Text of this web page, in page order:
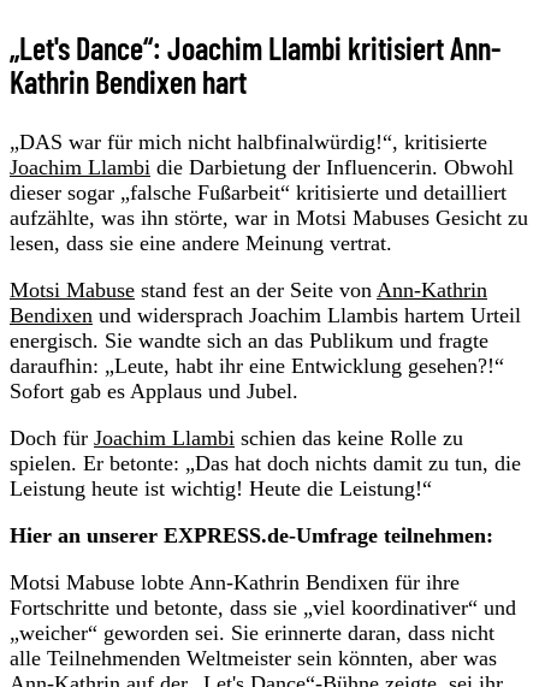
„Let's Dance“: Joachim Llambi kritisiert Ann-
Kathrin Bendixen hart
„DAS war für mich nicht halbfinalwürdig!“, kritisierte
Joachim Llambi die Darbietung der Influencerin. Obwohl
dieser sogar „falsche Fußarbeit“ kritisierte und detailliert
aufzählte, was ihn störte, war in Motsi Mabuses Gesicht zu
lesen, dass sie eine andere Meinung vertrat.
Motsi Mabuse stand fest an der Seite von Ann-Kathrin
Bendixen und widersprach Joachim Llambis hartem Urteil
energisch. Sie wandte sich an das Publikum und fragte
daraufhin: „Leute, habt ihr eine Entwicklung gesehen?!“
Sofort gab es Applaus und Jubel.
Doch für Joachim Llambi schien das keine Rolle zu
spielen. Er betonte: „Das hat doch nichts damit zu tun, die
Leistung heute ist wichtig! Heute die Leistung!“
Hier an unserer EXPRESS.de-Umfrage teilnehmen:
Motsi Mabuse lobte Ann-Kathrin Bendixen für ihre
Fortschritte und betonte, dass sie „viel koordinativer“ und
„weicher“ geworden sei. Sie erinnerte daran, dass nicht
alle Teilnehmenden Weltmeister sein könnten, aber was